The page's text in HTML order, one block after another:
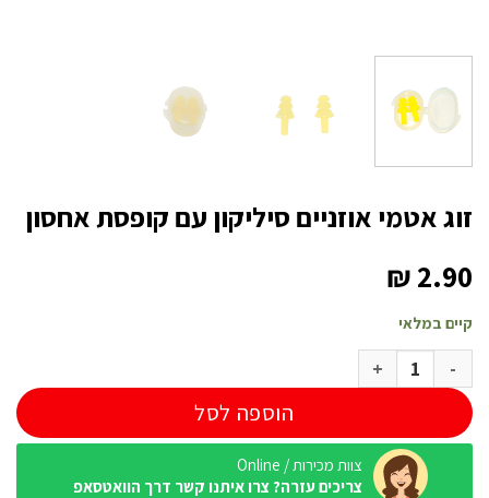
זוג אטמי אוזניים סיליקון עם קופסת אחסון
₪2.90
קיים במלאי
כמות של זוג אטמי אוזניים סיליקון עם קופסת אחסון
הוספה לסל
צוות מכירות / Online
צריכים עזרה? צרו איתנו קשר דרך הוואטסאפ